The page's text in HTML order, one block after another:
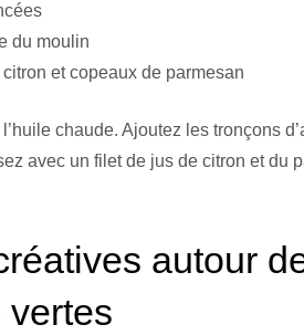
du moulin
et copeaux de parmesan
chaude. Ajoutez les tronçons
avec un filet de jus de citron et du
autour
vertes